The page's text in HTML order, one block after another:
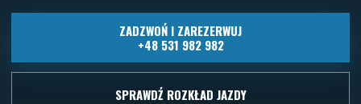
ZADZWOŃ I ZAREZERWUJ
+48 531 982 982
SPRAWDŹ ROZKŁAD JAZDY